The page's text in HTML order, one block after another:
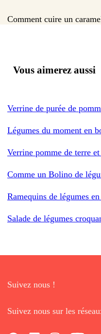
Comment cuire un
Vous aimerez aussi
Verrine de purée de
Légumes du moment en
Verrine pomme de terre
Comme un Bolino de
Ramequins de légumes
Salade de légumes
Suivez nous !
Suivez nous sur les